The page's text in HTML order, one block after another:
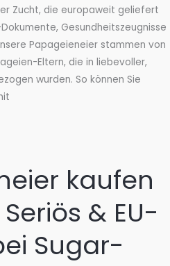
Zucht, die europaweit geliefert
Gesundheitszeugnisse
Papageieneier stammen von
Eltern, die in liebevoller,
wurden. So können Sie
kaufen
& EU-
Sugar-